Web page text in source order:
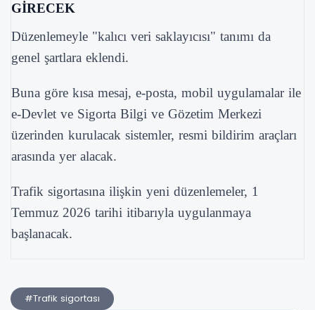
GİRECEK
Düzenlemeyle "kalıcı veri saklayıcısı" tanımı da
genel şartlara eklendi.
Buna göre kısa mesaj, e-posta, mobil uygulamalar ile
e-Devlet ve Sigorta Bilgi ve Gözetim Merkezi
üzerinden kurulacak sistemler, resmi bildirim araçları
arasında yer alacak.
Trafik sigortasına ilişkin yeni düzenlemeler, 1
Temmuz 2026 tarihi itibarıyla uygulanmaya
başlanacak.
#Trafik sigortası